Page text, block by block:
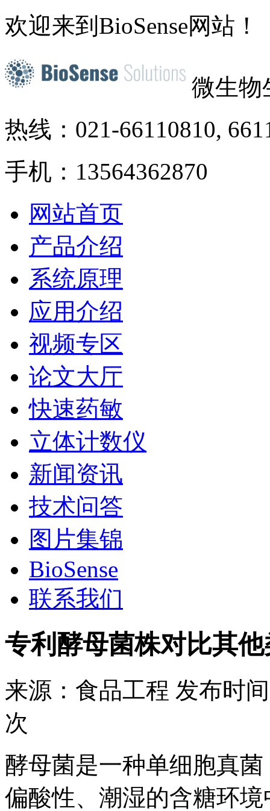
欢迎来到BioSense网站！
微生物
热线：021-66110810,
手机：13564362870
网站首页
产品介绍
系统原理
应用介绍
视频专区
论文大厅
快速药敏
立体计数仪
新闻资讯
技术问答
图片集锦
BioSense
联系我们
专利酵母菌株对比其
来源： 食品工程 发布时
次
酵母菌是一种单细胞真
偏酸性、潮湿的含糖环